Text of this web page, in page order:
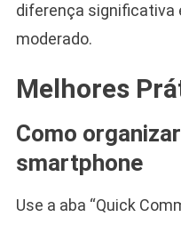
diferença significativa
moderado.
Melhores
Como
smartphone
Use a aba “Quick